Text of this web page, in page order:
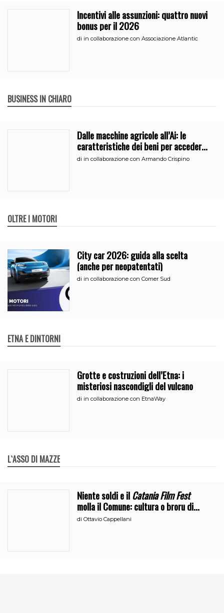
Incentivi alle assunzioni: quattro nuovi
bonus per il 2026
di in collaborazione con Associazione Atlantic
BUSINESS IN CHIARO
Dalle macchine agricole all’Ai: le
caratteristiche dei beni per accedere
all’iperammortamento
di in collaborazione con Armando Crispino
OLTRE I MOTORI
City car 2026: guida alla scelta
(anche per neopatentati)
di in collaborazione con Comer Sud
ETNA E DINTORNI
Grotte e costruzioni dell’Etna: i
misteriosi nascondigli del vulcano
di in collaborazione con EtnaWay
L`ASSO DI MAZZE
Niente soldi e ilCatania Film Fest
molla il Comune: cultura o broru di
ciciri?
diOttavio Cappellani